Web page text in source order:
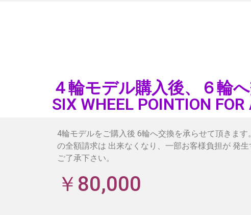
４輪モデル購入後、６輪
SIX WHEEL POINTION
4輪モデルをご購入後 6輪へ交換を承らせて頂きま
の全額請求は 出来なくなり、一部お客様負担が 発
ご了承下さい。
￥80,000